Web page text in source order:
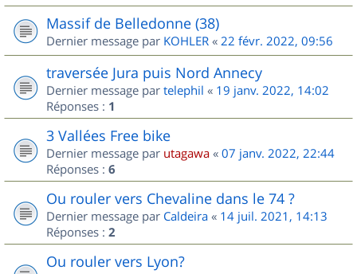
Massif de Belledonne (38)
Dernier message par KOHLER « 22 févr. 2022, 09:56
traversée Jura puis Nord Annecy
Dernier message par telephil « 19 janv. 2022, 14:02
Réponses : 1
3 Vallées Free bike
Dernier message par utagawa « 07 janv. 2022, 22:44
Réponses : 6
Ou rouler vers Chevaline dans le 74 ?
Dernier message par Caldeira « 14 juil. 2021, 14:13
Réponses : 2
Ou rouler vers Lyon?